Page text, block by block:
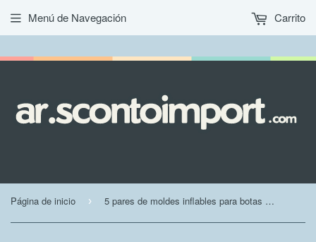
Menú de Navegación Carrito
Página de inicio › 5 pares de moldes inflables para botas forman el mantenimiento